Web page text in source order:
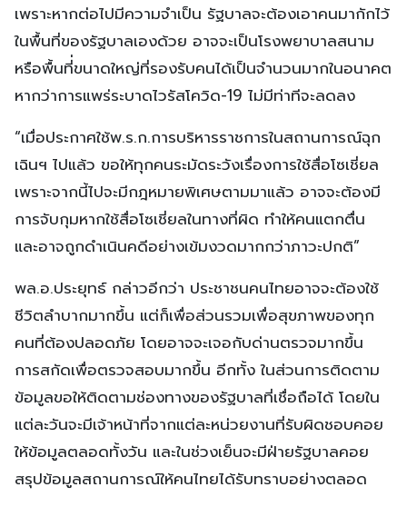
เพราะหากต่อไปมีความจำเป็น รัฐบาลจะต้องเอาคนมากักไว้
ในพื้นที่ของรัฐบาลเองด้วย อาจจะเป็นโรงพยาบาลสนาม
หรือพื้นที่่ขนาดใหญ่ที่รองรับคนได้เป็นจำนวนมากในอนาคต
หากว่าการแพร่ระบาดไวรัสโควิด-19 ไม่มีท่าทีจะลดลง
“เมื่อประกาศใช้พ.ร.ก.การบริหารราชการในสถานการณ์ฉุก
เฉินฯ ไปแล้ว ขอให้ทุกคนระมัดระวังเรื่องการใช้สื่อโซเชี่ยล
เพราะจากนี้ไปจะมีกฎหมายพิเศษตามมาแล้ว อาจจะต้องมี
การจับกุมหากใช้สื่อโซเชี่ยลในทางที่ผิด ทำให้คนแตกตื่น
และอาจถูกดำเนินคดีอย่างเข้มงวดมากกว่าภาวะปกติ”
พล.อ.ประยุทธ์ กล่าวอีกว่า ประชาชนคนไทยอาจจะต้องใช้
ชีวิตลำบากมากขึ้น แต่ก็เพื่อส่วนรวมเพื่อสุขภาพของทุก
คนที่ต้องปลอดภัย โดยอาจจะเจอกับด่านตรวจมากขึ้น
การสกัดเพื่อตรวจสอบมากขึ้น อีกทั้ง ในส่วนการติดตาม
ข้อมูลขอให้ติดตามช่องทางของรัฐบาลที่เชื่อถือได้ โดยใน
แต่ละวันจะมีเจ้าหน้าที่จากแต่ละหน่วยงานที่รับผิดชอบคอย
ให้ข้อมูลตลอดทั้งวัน และในช่วงเย็นจะมีฝ่ายรัฐบาลคอย
สรุปข้อมูลสถานการณ์ให้คนไทยได้รับทราบอย่างตลอด